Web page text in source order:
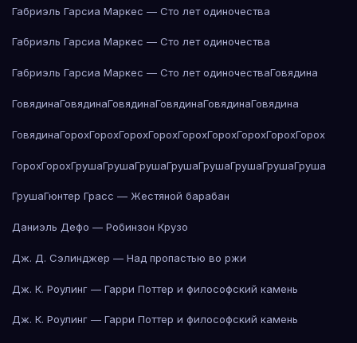
Габриэль Гарсиа Маркес — Сто лет одиночества
Габриэль Гарсиа Маркес — Сто лет одиночества
Габриэль Гарсиа Маркес — Сто лет одиночестваГовядина
ГовядинаГовядинаГовядинаГовядинаГовядинаГовядина
ГовядинаГорохГорохГорохГорохГорохГорохГорохГорохГорох
ГорохГорохГрушаГрушаГрушаГрушаГрушаГрушаГрушаГруша
ГрушаГюнтер Грасс — Жестяной барабан
Даниэль Дефо — Робинзон Крузо
Дж. Д. Сэлинджер — Над пропастью во ржи
Дж. К. Роулинг — Гарри Поттер и философский камень
Дж. К. Роулинг — Гарри Поттер и философский камень